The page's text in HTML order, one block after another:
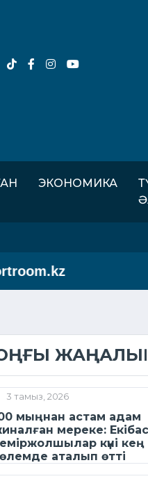
ЭКОНОМИКА
ЖАҢАЛЫҚ
3 тамыз, 2026
мыңнан астам адам
мереке:
күні кең
аталып өтті